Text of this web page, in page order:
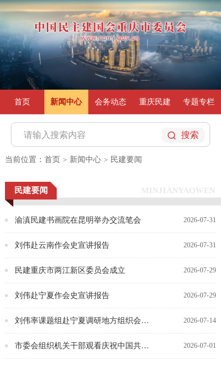
首页 新闻中心 会务动态 重庆民建 专题专栏
搜索
当前位置： 首页 > 新闻中心 > 民建要闻
民建要闻
渝滇民建书画院在昆明举办交流笔会 2026-07-31
刘伟赴云南作会史宣讲报告 2026-07-31
民建重庆市两江新区委员会成立 2026-07-29
刘伟赴宁夏作会史宣讲报告 2026-07-29
刘伟率课题组赴宁夏调研地方组织会员发展 2026-07-14
市委会组织机关干部观看庆祝中国共产党成立105周年大会直播 2026-07-01